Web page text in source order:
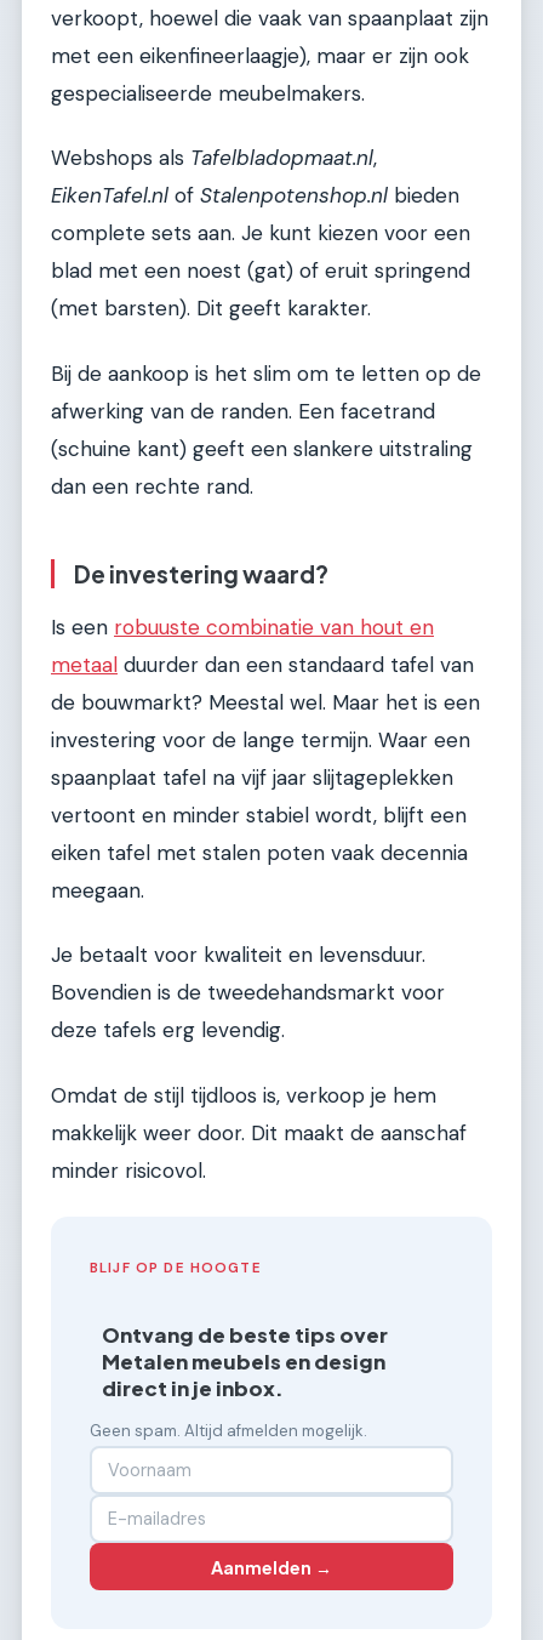
verkoopt, hoewel die vaak van spaanplaat zijn
met een eikenfineerlaagje), maar er zijn ook
gespecialiseerde meubelmakers.
Webshops als Tafelbladopmaat.nl,
EikenTafel.nl of Stalenpotenshop.nl bieden
complete sets aan. Je kunt kiezen voor een
blad met een noest (gat) of eruit springend
(met barsten). Dit geeft karakter.
Bij de aankoop is het slim om te letten op de
afwerking van de randen. Een facetrand
(schuine kant) geeft een slankere uitstraling
dan een rechte rand.
De investering waard?
Is een robuuste combinatie van hout en
metaal duurder dan een standaard tafel van
de bouwmarkt? Meestal wel. Maar het is een
investering voor de lange termijn. Waar een
spaanplaat tafel na vijf jaar slijtageplekken
vertoont en minder stabiel wordt, blijft een
eiken tafel met stalen poten vaak decennia
meegaan.
Je betaalt voor kwaliteit en levensduur.
Bovendien is de tweedehandsmarkt voor
deze tafels erg levendig.
Omdat de stijl tijdloos is, verkoop je hem
makkelijk weer door. Dit maakt de aanschaf
minder risicovol.
BLIJF OP DE HOOGTE
Ontvang de beste tips over
Metalen meubels en design
direct in je inbox.
Geen spam. Altijd afmelden mogelijk.
Aanmelden →